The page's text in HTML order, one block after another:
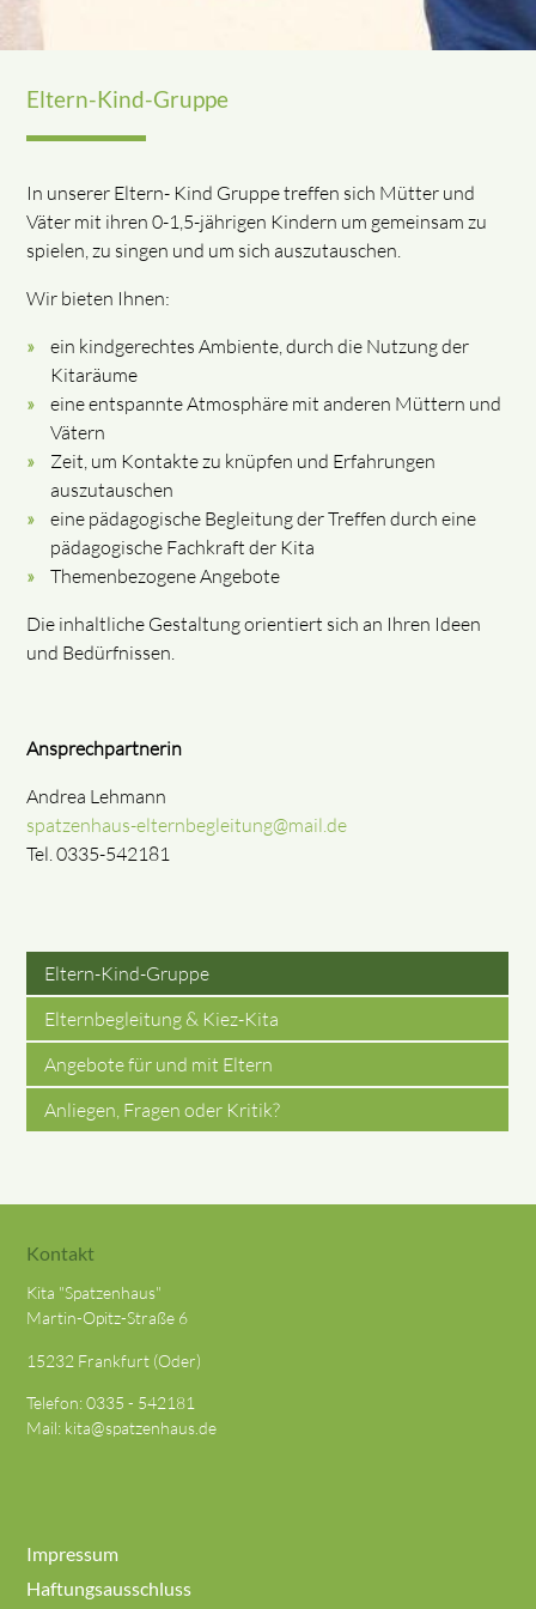
Eltern-Kind-Gruppe
In unserer Eltern- Kind Gruppe treffen sich Mütter und
Väter mit ihren 0-1,5-jährigen Kindern um gemeinsam zu
spielen, zu singen und um sich auszutauschen.
Wir bieten Ihnen:
ein kindgerechtes Ambiente, durch die Nutzung der
Kitaräume
eine entspannte Atmosphäre mit anderen Müttern und
Vätern
Zeit, um Kontakte zu knüpfen und Erfahrungen
auszutauschen
eine pädagogische Begleitung der Treffen durch eine
pädagogische Fachkraft der Kita
Themenbezogene Angebote
Die inhaltliche Gestaltung orientiert sich an Ihren Ideen
und Bedürfnissen.
Ansprechpartnerin
Andrea Lehmann
spatzenhaus-elternbegleitung@mail.de
Tel. 0335-542181
Eltern-Kind-Gruppe
Elternbegleitung & Kiez-Kita
Angebote für und mit Eltern
Anliegen, Fragen oder Kritik?
Kontakt
Kita "Spatzenhaus"
Martin-Opitz-Straße 6
15232 Frankfurt (Oder)
Telefon:0335 - 542181
Mail: kita@spatzenhaus.de
Impressum
Haftungsausschluss